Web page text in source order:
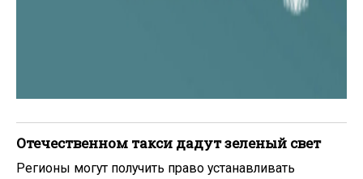
Отечественном такси дадут зеленый свет
Регионы могут получить право устанавливать